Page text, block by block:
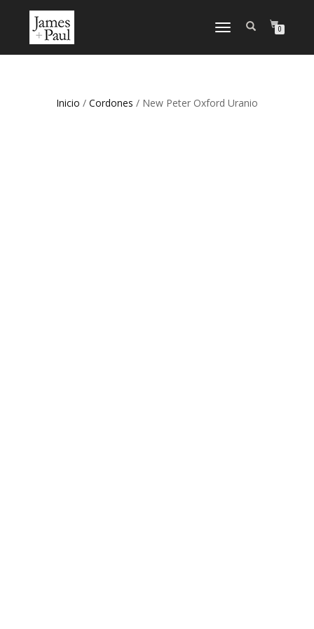
CAMBIAR NAVEGACIÓN
0
Inicio / Cordones / New Peter Oxford Uranio